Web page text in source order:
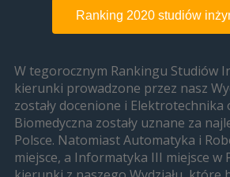
Ranking 2020 studiów
W tegorocznym Rankingu Studiów
kierunki prowadzone przez nasz
zostały docenione i
Biomedyczna zostały uznane za
Polsce. Natomiast Automatyka i
miejsce, a Informatyka III miejsce w